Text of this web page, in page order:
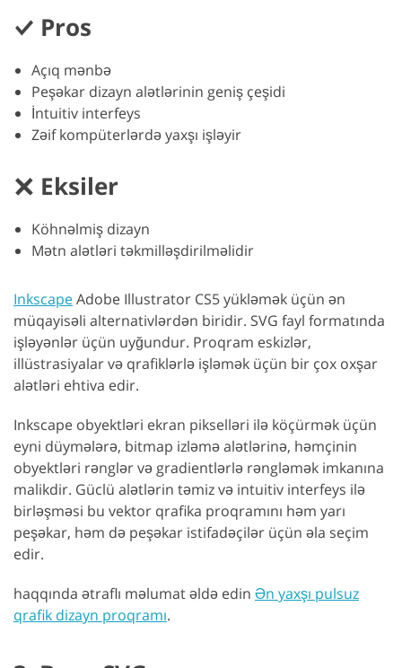
Pros
Açıq mənbə
Peşəkar dizayn alətlərinin geniş çeşidi
İntuitiv interfeys
Zəif kompüterlərdə yaxşı işləyir
Eksiler
Köhnəlmiş dizayn
Mətn alətləri təkmilləşdirilməlidir
InkscapeAdobe Illustrator CS5 yükləmək üçün ən
müqayisəli alternativlərdən biridir. SVG fayl formatında
işləyənlər üçün uyğundur. Proqram eskizlər,
illüstrasiyalar və qrafiklərlə işləmək üçün bir çox oxşar
alətləri ehtiva edir.
Inkscape obyektləri ekran pikselləri ilə köçürmək üçün
eyni düymələrə, bitmap izləmə alətlərinə, həmçinin
obyektləri rənglər və gradientlərlə rəngləmək imkanına
malikdir. Güclü alətlərin təmiz və intuitiv interfeys ilə
birləşməsi bu vektor qrafika proqramını həm yarı
peşəkar, həm də peşəkar istifadəçilər üçün əla seçim
edir.
haqqında ətraflı məlumat əldə edin Ən yaxşı pulsuz
qrafik dizayn proqramı.